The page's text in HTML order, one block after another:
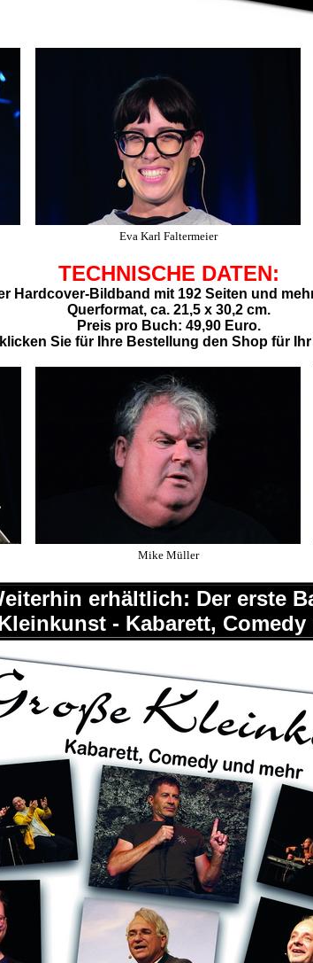
Eva Karl Faltermeier
TECHNISCHE DATEN:
Hardcover-Bildband mit 192 Seiten und
Querformat, ca. 21,5 x 30,2 cm.
Preis pro Buch: 49,90 Euro.
Sie für Ihre Bestellung den Shop für
Mike Müller
erhältlich: Der erste
- Kabarett,